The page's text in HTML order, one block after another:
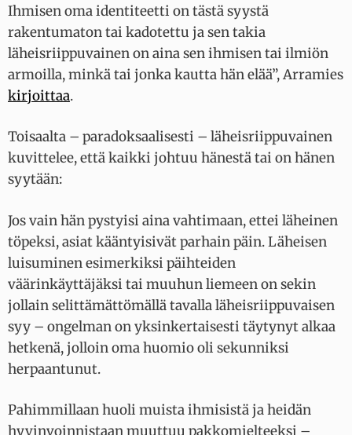
Ihmisen oma identiteetti on tästä syystä
rakentumaton tai kadotettu ja sen takia
läheisriippuvainen on aina sen ihmisen tai ilmiön
armoilla, minkä tai jonka kautta hän elää”, Arramies
kirjoittaa.
Toisaalta – paradoksaalisesti – läheisriippuvainen
kuvittelee, että kaikki johtuu hänestä tai on hänen
syytään:
Jos vain hän pystyisi aina vahtimaan, ettei läheinen
töpeksi, asiat kääntyisivät parhain päin. Läheisen
luisuminen esimerkiksi päihteiden
väärinkäyttäjäksi tai muuhun liemeen on sekin
jollain selittämättömällä tavalla läheisriippuvaisen
syy – ongelman on yksinkertaisesti täytynyt alkaa
hetkenä, jolloin oma huomio oli sekunniksi
herpaantunut.
Pahimmillaan huoli muista ihmisistä ja heidän
hyvinvoinnistaan muuttuu pakkomielteeksi –